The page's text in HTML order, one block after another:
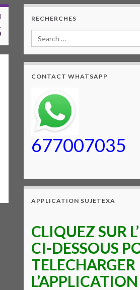
RECHERCHES
CONTACT WHATSAPP
677007035
APPLICATION SUJETEXA
CLIQUEZ SUR
CI-DESSOUS
TELECHARGER
L’APPLICATION